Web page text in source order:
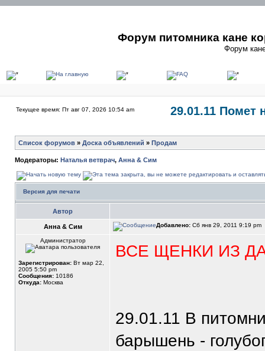
Форум питомника кане
Форум
Текущее время: Пт авг 07, 2026 10:54 am 29.01.11 Помет
Список форумов » Доска объявлений » Продам
Модераторы: Наталья ветврач, Анна & Сим
Версия для печати
Автор
Анна & Сим Добавлено: Сб янв 29, 2011 9:19 pm
Администратор
Зарегистрирован: Вт мар 22,
2005 5:50 pm
Сообщения: 10186
Откуда: Москва
ВСЕ ЩЕНКИ ИЗ
29.01.11 В
барышень -